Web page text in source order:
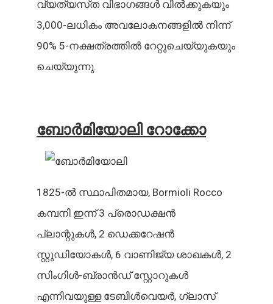
വ്യത്യസ്‌ത വിഭാഗങ്ങൾ വിൽക്കുകയും
3,000-ലധികം അവലോകനങ്ങളിൽ നിന്ന്
90% 5-നക്ഷത്രത്തിൽ റേറ്റുചെയ്യുകയും
ചെയ്യുന്നു.
ബോർമിയോലി റോക്കോ
1825-ൽ സ്ഥാപിതമായ, Bormioli Rocco
കമ്പനി ഇന്ന് 3 പ്രൊഡക്ഷൻ
പ്ലാന്റുകൾ, 2 ഡെക്കറേഷൻ
സ്റ്റുഡിയോകൾ, 6 വാണിജ്യ ശാഖകൾ, 2
സിംഗിൾ-ബ്രാൻഡ് സ്റ്റോറുകൾ
എന്നിവയുള്ള ടേബിൾവെയർ, ഗ്ലാസ്